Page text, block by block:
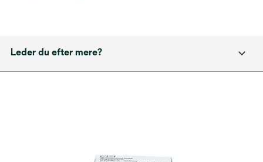
Leder du efter mere?